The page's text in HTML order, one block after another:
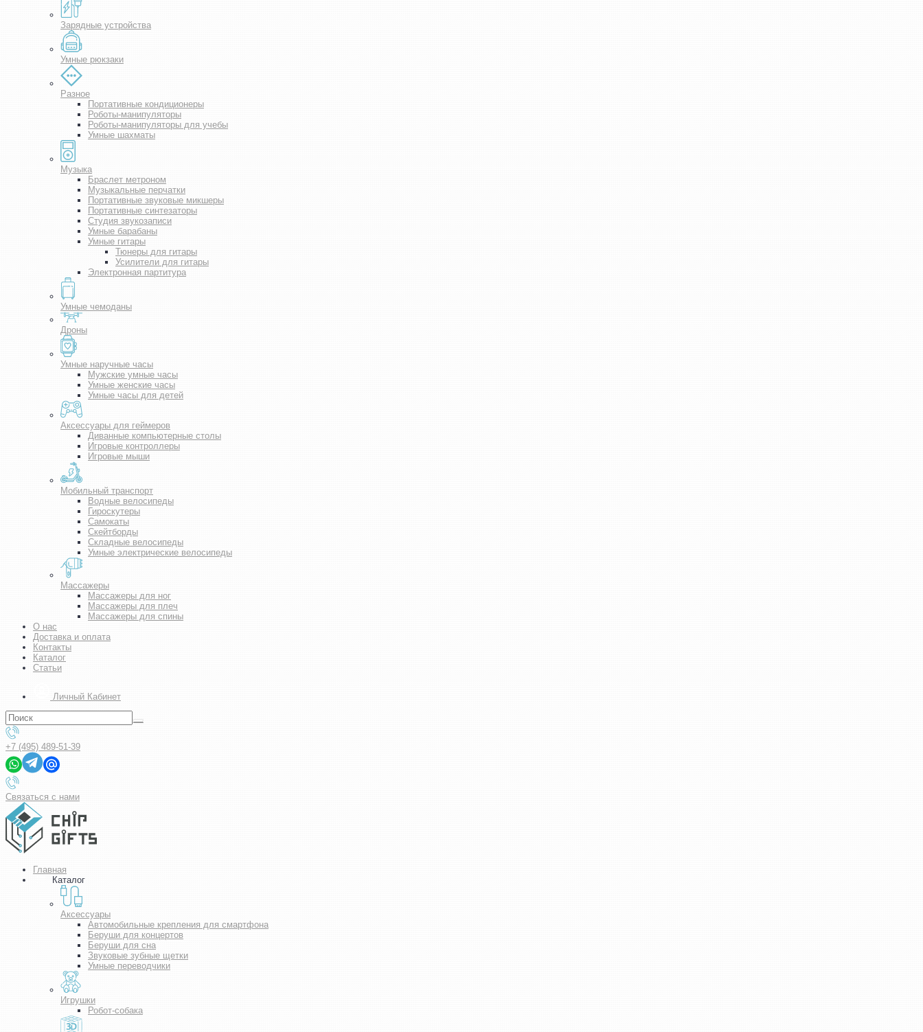
Зарядные устройства
Умные рюкзаки
Разное
Портативные кондиционеры
Роботы-манипуляторы
Роботы-манипуляторы для учебы
Умные шахматы
Музыка
Браслет метроном
Музыкальные перчатки
Портативные звуковые микшеры
Портативные синтезаторы
Студия звукозаписи
Умные барабаны
Умные гитары
Тюнеры для гитары
Усилители для гитары
Электронная партитура
Умные чемоданы
Дроны
Умные наручные часы
Мужские умные часы
Умные женские часы
Умные часы для детей
Аксессуары для геймеров
Диванные компьютерные столы
Игровые контроллеры
Игровые мыши
Мобильный транспорт
Водные велосипеды
Гироскутеры
Самокаты
Скейтборды
Складные велосипеды
Умные электрические велосипеды
Массажеры
Массажеры для ног
Массажеры для плеч
Массажеры для спины
О нас
Доставка и оплата
Контакты
Каталог
Статьи
Личный Кабинет
+7 (495) 489-51-39
Связаться с нами
Главная
Каталог
Аксессуары
Автомобильные крепления для смартфона
Беруши для концертов
Беруши для сна
Звуковые зубные щетки
Умные переводчики
Игрушки
Робот-собака